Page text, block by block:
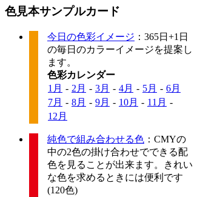
色見本サンプルカード
今日の色彩イメージ ：365日+1日
の毎日のカラーイメージを提案し
ます。
色彩カレンダー
1月 - 2月 - 3月 - 4月 - 5月 - 6月
7月 - 8月 - 9月 - 10月 - 11月 -
12月
純色で組み合わせる色 ：CMYの
中の2色の掛け合わせでできる配
色を見ることが出来ます。きれい
な色を求めるときには便利です
(120色)